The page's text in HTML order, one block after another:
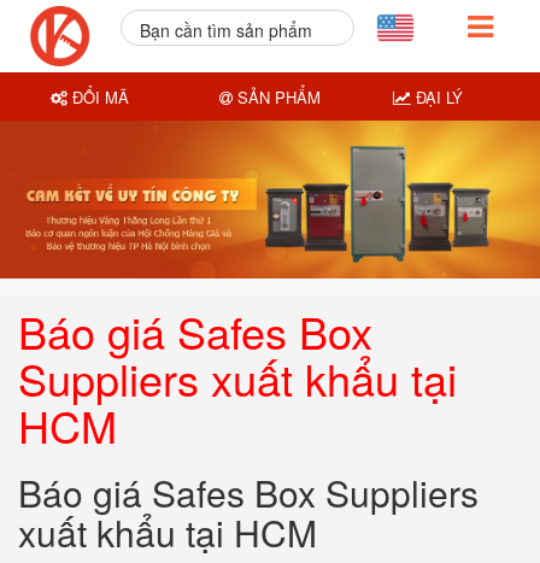
Báo giá Safes Box
Suppliers xuất khẩu tại
HCM
Báo giá Safes Box Suppliers
xuất khẩu tại HCM
Bạn cần tìm sản phẩm
ĐỔI MÃ SẢN PHẨM ĐẠI LÝ